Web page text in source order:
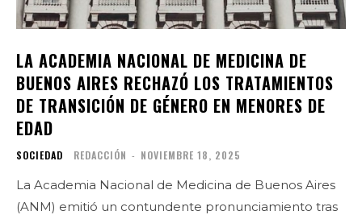
LA ACADEMIA NACIONAL DE MEDICINA DE
BUENOS AIRES RECHAZÓ LOS TRATAMIENTOS
DE TRANSICIÓN DE GÉNERO EN MENORES DE
EDAD
SOCIEDAD REDACCIÓN - NOVIEMBRE 18, 2025
La Academia Nacional de Medicina de Buenos Aires
(ANM) emitió un contundente pronunciamiento tras